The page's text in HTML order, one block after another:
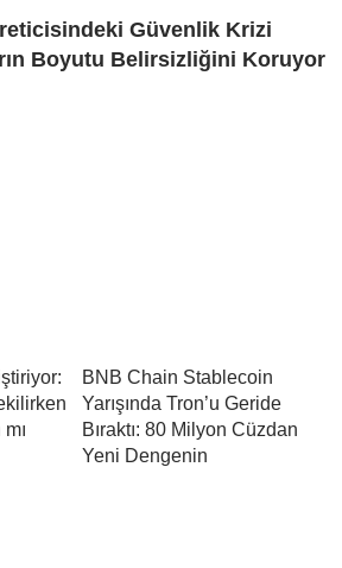
Güvenlik Krizi
Boyutu Belirsizliğini Koruyor
BNB Chain Stablecoin
Yarışında Tron’u Geride
Bıraktı: 80 Milyon Cüzdan
Yeni Dengenin